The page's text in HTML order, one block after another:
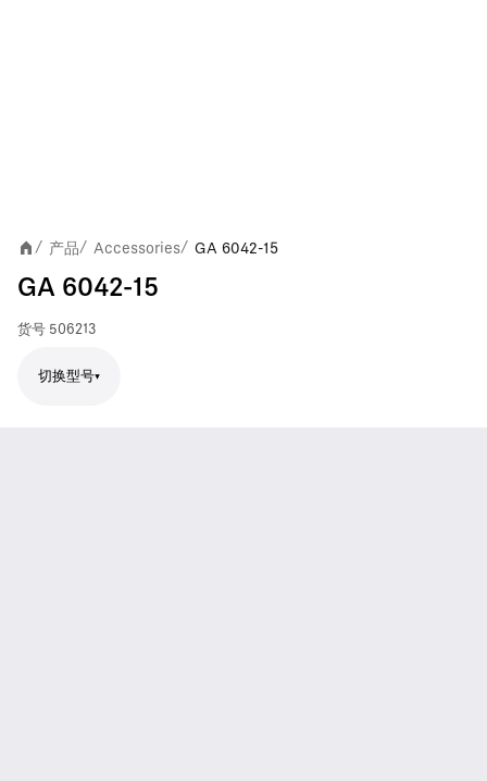
/ 产品/ Accessories/ GA 6042-15
GA 6042-15
货号 506213
切换型号